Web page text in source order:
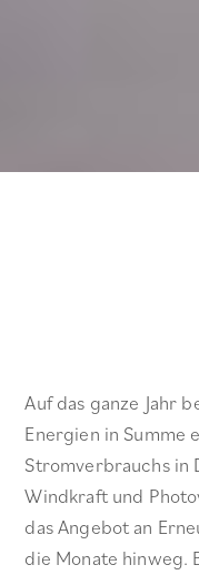
Auf das ganze Jahr
Energien in Summe
Stromverbrauchs in
Windkraft und
das Angebot an
die Monate hinweg.